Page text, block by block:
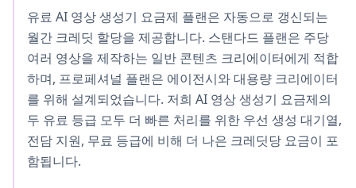
유료 AI 영상 생성기 요금제 플랜은 자동으로 갱신되는
월간 크레딧 할당을 제공합니다. 스탠다드 플랜은 주당
여러 영상을 제작하는 일반 콘텐츠 크리에이터에게 적합
하며, 프로페셔널 플랜은 에이전시와 대용량 크리에이터
를 위해 설계되었습니다. 저희 AI 영상 생성기 요금제의
두 유료 등급 모두 더 빠른 처리를 위한 우선 생성 대기열,
전담 지원, 무료 등급에 비해 더 나은 크레딧당 요금이 포
함됩니다.